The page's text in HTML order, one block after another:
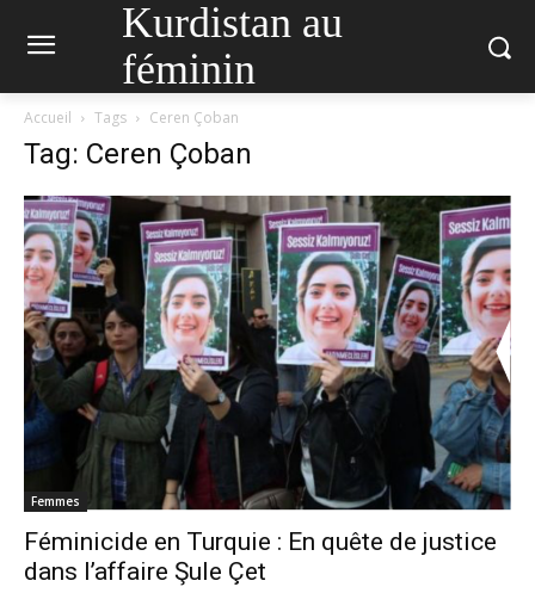
Kurdistan au
féminin
Accueil Tags Ceren Çoban
Tag: Ceren Çoban
Femmes
Féminicide en Turquie : En quête de justice
dans l’affaire Şule Çet